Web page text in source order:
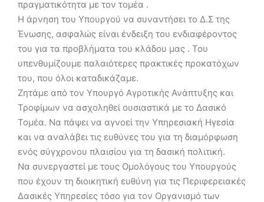
πραγματικότητα με τον τομέα .
Η άρνηση του Υπουργού να συναντήσει το Δ.Σ της
Ένωσης, ασφαλώς είναι ένδειξη του ενδιαφέροντος
του για τα προβλήματα του κλάδου μας . Του
υπενθυμίζουμε παλαιότερες πρακτικές προκατόχων
του, που όλοι καταδικάζαμε.
Ζητάμε από τον Υπουργό Αγροτικής Ανάπτυξης και
Τροφίμων να ασχοληθεί ουσιαστικά με το Δασικό
Τομέα. Να πάψει να αγνοεί την Υπηρεσιακή Ηγεσία
και να αναλάβει τις ευθύνες του για τη διαμόρφωση
ενός σύγχρονου πλαισίου για τη δασική πολιτική.
Να συνεργαστεί με τους Ομολόγους του Υπουργούς
που έχουν τη διοικητική ευθύνη για τις Περιφερειακές
Δασικές Υπηρεσίες τόσο για τον Οργανισμό των